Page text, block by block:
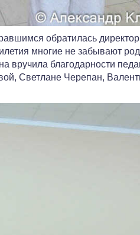
обратилась
многие не забывают
вручила благодарности
Светлане Черепан,